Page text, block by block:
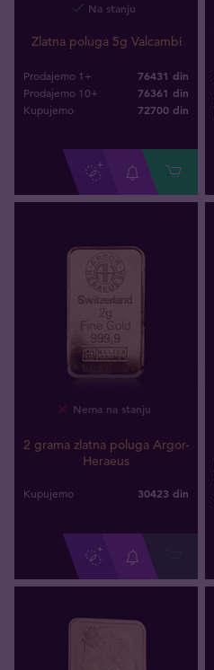
Na stanju
Zlatna poluga 5g Valcambi
Prodajemo 1+ 76431 din
Prodajemo 10+ 76361 din
Kupujemo 72700 din
Nema na stanju
2 grama zlatna poluga Argor-
Heraeus
Kupujemo 30423 din